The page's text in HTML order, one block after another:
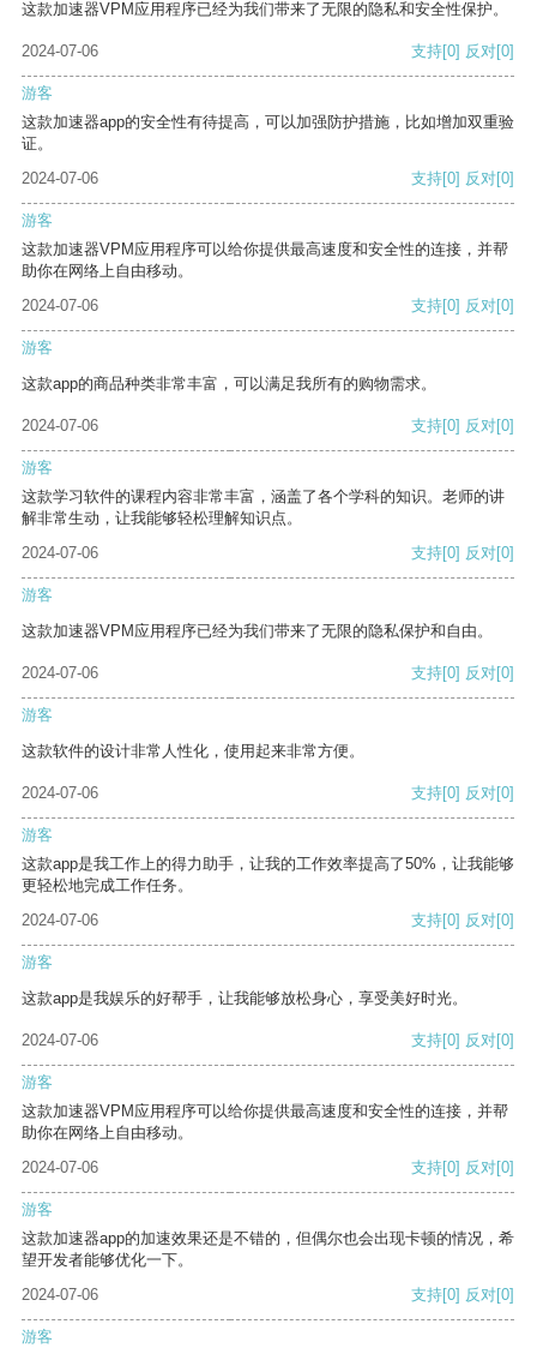
这款加速器VPM应用程序已经为我们带来了无限的隐私和安全性保护。
2024-07-06 支持[0] 反对[0]
游客
这款加速器app的安全性有待提高，可以加强防护措施，比如增加双重验
证。
2024-07-06
支持[0] 反对[0]
游客
这款加速器VPM应用程序可以给你提供最高速度和安全性的连接，并帮
助你在网络上自由移动。
2024-07-06
支持[0] 反对[0]
游客
这款app的商品种类非常丰富，可以满足我所有的购物需求。
2024-07-06 支持[0] 反对[0]
游客
这款学习软件的课程内容非常丰富，涵盖了各个学科的知识。老师的讲
解非常生动，让我能够轻松理解知识点。
2024-07-06
支持[0] 反对[0]
游客
这款加速器VPM应用程序已经为我们带来了无限的隐私保护和自由。
2024-07-06 支持[0] 反对[0]
游客
这款软件的设计非常人性化，使用起来非常方便。
2024-07-06 支持[0] 反对[0]
游客
这款app是我工作上的得力助手，让我的工作效率提高了50%，让我能够
更轻松地完成工作任务。
2024-07-06
支持[0] 反对[0]
游客
这款app是我娱乐的好帮手，让我能够放松身心，享受美好时光。
2024-07-06 支持[0] 反对[0]
游客
这款加速器VPM应用程序可以给你提供最高速度和安全性的连接，并帮
助你在网络上自由移动。
2024-07-06
支持[0] 反对[0]
游客
这款加速器app的加速效果还是不错的，但偶尔也会出现卡顿的情况，希
望开发者能够优化一下。
2024-07-06
支持[0] 反对[0]
游客